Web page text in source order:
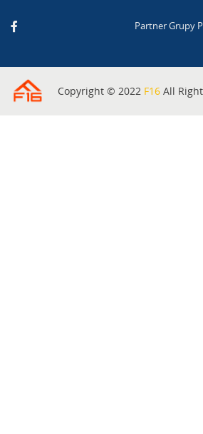
Partner Grupy
Copyright © 2022 F16 All